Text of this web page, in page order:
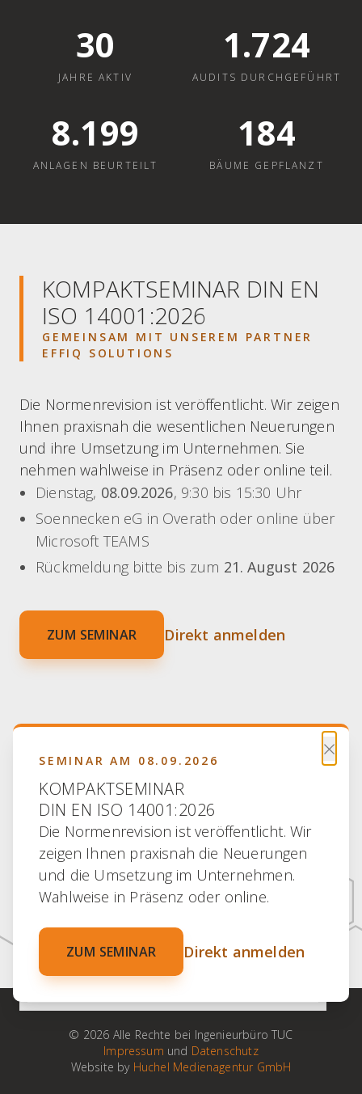
30
JAHRE AKTIV
1.724
AUDITS DURCHGEFÜHRT
8.200
ANLAGEN BEURTEILT
184
BÄUME GEPFLANZT
KOMPAKTSEMINAR DIN EN
ISO 14001:2026
GEMEINSAM MIT UNSEREM PARTNER
EFFIQ SOLUTIONS
Die Normenrevision ist veröffentlicht. Wir zeigen
Ihnen praxisnah die wesentlichen Neuerungen
und ihre Umsetzung im Unternehmen. Sie
nehmen wahlweise in Präsenz oder online teil.
Dienstag, 08.09.2026, 9:30 bis 15:30 Uhr
Soennecken eG in Overath oder online über
Microsoft TEAMS
Rückmeldung bitte bis zum 21. August 2026
ZUM SEMINAR Direkt anmelden
×
SEMINAR AM 08.09.2026
KOMPAKTSEMINAR
DIN EN ISO 14001:2026
Die Normenrevision ist veröffentlicht. Wir
zeigen Ihnen praxisnah die Neuerungen
und die Umsetzung im Unternehmen.
Wahlweise in Präsenz oder online.
ZUM SEMINAR Direkt anmelden
30 JAHRE ERFAHRUNG
30 JAHRE PARTNERSCHAFT
30 JAHRE KOMPETENZ
30 JAHRE ENGAGEMENT
100 % VERTRAUEN
© 2026 Alle Rechte bei Ingenieurbüro TUC
Impressum und Datenschutz
Website by Huchel Medienagentur GmbH